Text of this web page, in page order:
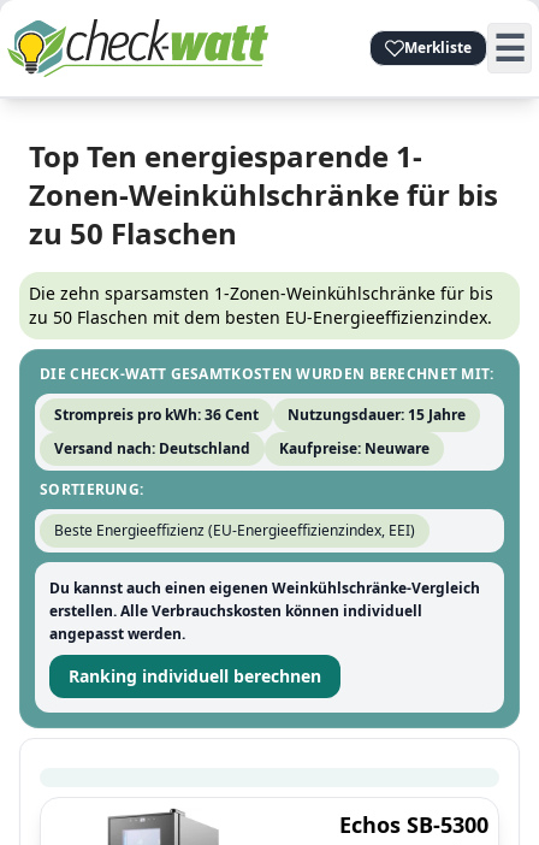
Merkliste ☰
Top Ten energiesparende 1-
Zonen-Weinkühlschränke für bis
zu 50 Flaschen
Die zehn sparsamsten 1-Zonen-Weinkühlschränke für bis
zu 50 Flaschen mit dem besten EU-Energieeffizienzindex.
DIE CHECK-WATT GESAMTKOSTEN WURDEN BERECHNET MIT:
Strompreis pro kWh:36 Cent Nutzungsdauer: 15 Jahre
Versand nach: Deutschland Kaufpreise: Neuware
SORTIERUNG:
Beste Energieeffizienz (EU-Energieeffizienzindex, EEI)
Du kannst auch einen eigenen Weinkühlschränke-Vergleich
erstellen. Alle Verbrauchskosten können individuell
angepasst werden.
Ranking individuell berechnen
Echos SB-5300